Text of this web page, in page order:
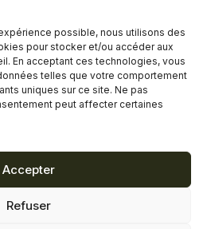
possible, nous utilisons des
pour stocker et/ou accéder aux
En acceptant ces technologies, vous
telles que votre comportement
uniques sur ce site. Ne pas
peut affecter certaines
Accepter
Refuser
9h00 à 17h30
9h00 à 20h00
9h00 à 18h00
11h00 à 16h30